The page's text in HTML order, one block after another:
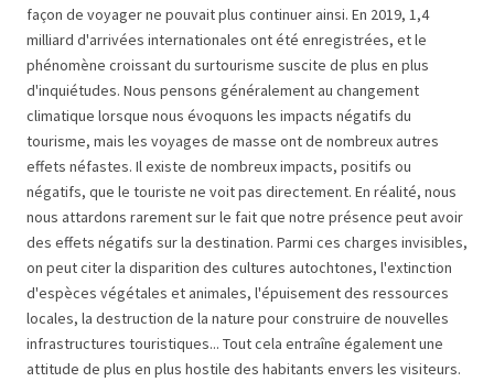
façon de voyager ne pouvait plus continuer ainsi. En 2019, 1,4
milliard d'arrivées internationales ont été enregistrées, et le
phénomène croissant du surtourisme suscite de plus en plus
d'inquiétudes. Nous pensons généralement au changement
climatique lorsque nous évoquons les impacts négatifs du
tourisme, mais les voyages de masse ont de nombreux autres
effets néfastes. Il existe de nombreux impacts, positifs ou
négatifs, que le touriste ne voit pas directement. En réalité, nous
nous attardons rarement sur le fait que notre présence peut avoir
des effets négatifs sur la destination. Parmi ces charges invisibles,
on peut citer la disparition des cultures autochtones, l'extinction
d'espèces végétales et animales, l'épuisement des ressources
locales, la destruction de la nature pour construire de nouvelles
infrastructures touristiques... Tout cela entraîne également une
attitude de plus en plus hostile des habitants envers les visiteurs.